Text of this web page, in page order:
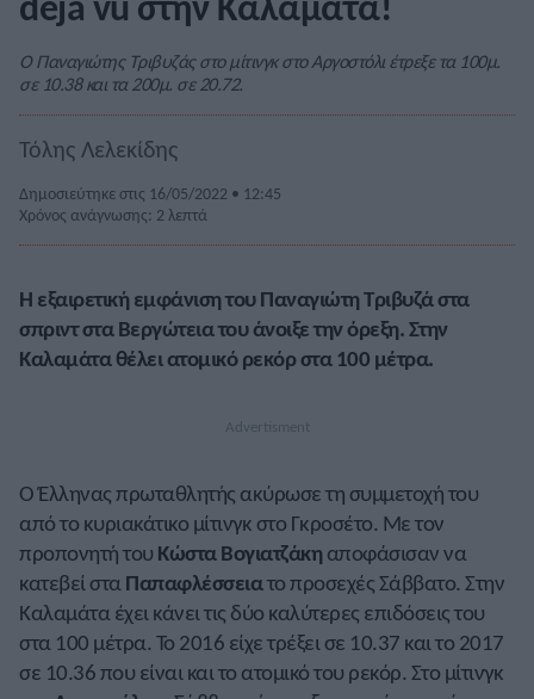
Ο Παναγιώτης Τριβυζάς στο μίτινγκ στο Αργοστόλι έτρεξε τα 100μ.
σε 10.38 και τα 200μ. σε 20.72.
Τόλης Λελεκίδης
Δημοσιεύτηκε στις 16/05/2022 • 12:45
Χρόνος ανάγνωσης: 2 λεπτά
Η εξαιρετική εμφάνιση του Παναγιώτη Τριβυζά στα
σπριντ στα Βεργώτεια του άνοιξε την όρεξη. Στην
Καλαμάτα θέλει ατομικό ρεκόρ στα 100 μέτρα.
Ο Έλληνας πρωταθλητής ακύρωσε τη συμμετοχή του
από το κυριακάτικο μίτινγκ στο Γκροσέτο. Με τον
προπονητή του Κώστα Βογιατζάκηαποφάσισαν να
κατεβεί σταΠαπαφλέσσειατο προσεχές Σάββατο. Στην
Καλαμάτα έχει κάνει τις δύο καλύτερες επιδόσεις του
στα 100 μέτρα. Το 2016 είχε τρέξει σε 10.37 και το 2017
σε 10.36 που είναι και το ατομικό του ρεκόρ. Στο μίτινγκ